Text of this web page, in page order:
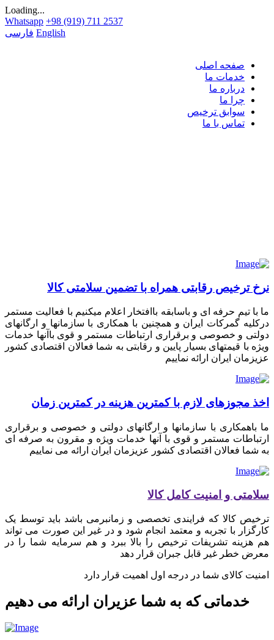
Loading...
Whatsapp +98 (919) 711 2537
فارسی English
صفحه اصلی
خدمات ما
درباره ما
چرا ما
سوابق ترخیص
تماس با ما
نرخ ترخیص رقابتی همراه با تضمین سلامتی کالا
ما با تیم حرفه ای و باسابقه باافتخار اعلام میکنیم با فعالیت مستمر
درکلیه گمرکات ایران و همچنین با همکاری با سازمانها و ارگانهای
دولتی و خصوصی و برقراری ارتباطات مستمر و قوی باآنها خدمات
ویژه با قیمتهای بسیار پایین و رقابتی به شما فعالان اقتصادی کشور
عزیزمان ایران ارائه نماییم
اخذ مجوزهای لازم با کمترین هزینه در کمترین زمان
ما باهمکاری با سازمانها و ارگانهای دولتی و خصوصی و برقراری
ارتباطات مستمر و قوی با آنها خدمات ویژه و مقرون به صرفه ای
به شما فعالان اقتصادی کشور عزیزمان ایران ارائه می نماییم
سلامتی و امنیت کامل کالا
ترخیص کالا که فرایندی تخصصی و زمانبرمی باشد باید توسط یک
کارگزار با تجربه و معتمد انجام شود و در غیر این صورت می تواند
هم هزینه تشریفات ترخیص را بالا ببرد و هم سرمایه شما را در
معرض خطر غیر قابل جبران قرار دهد
امنیت کالای شما در درجه اول اهمیت قرار دارد
خدماتی که به شما عزیران ارائه می دهیم